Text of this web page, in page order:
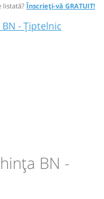
listată?Înscrieți-vă GRATUIT!
- Țiptelnic
BN -